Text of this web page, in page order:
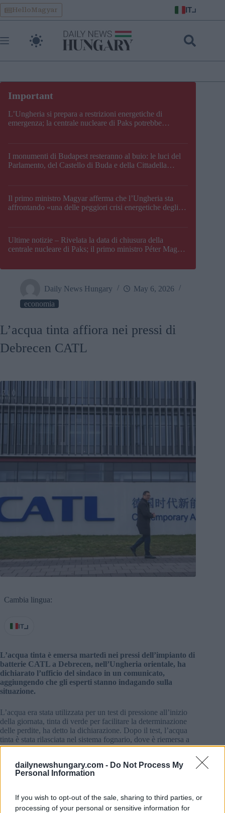
dailynewshungary.com - Do Not Process My
Personal Information
If you wish to opt-out of the sale, sharing to third parties, or
processing of your personal or sensitive information for
Skip
to
content
HelloMagyar IT
L’Ungheria si prepara a restrizioni energetiche di
emergenza; la centrale nucleare di Paks potrebbe
I monumenti di Budapest resteranno al buio: le luci del
Parlamento, del Castello di Buda e della Cittadella
Il primo ministro Magyar afferma che l’Ungheria sta
affrontando «una delle peggiori crisi energetiche degli
Ultime notizie – Rivelata la data di chiusura della
centrale nucleare di Paks; il primo ministro Péter Magyar
Daily News Hungary
May 6, 2026
economia
L’acqua tinta affiora nei pressi di
Debrecen CATL
Cambia lingua:
IT
L’acqua tinta è emersa martedì nei pressi dell’impianto di
batterie CATL a Debrecen, nell’Ungheria orientale, ha
dichiarato l’ufficio del sindaco in un comunicato,
aggiungendo che gli esperti stanno indagando sulla
situazione.
L’acqua era stata utilizzata per un test di pressione all’inizio
della giornata, tinta di verde per facilitare la determinazione
delle perdite, ha detto la dichiarazione. Dopo il test, l’acqua
tinta è stata rilasciata nel sistema fognario, dove è riemersa a
causa di un tubo bloccato.
Secondo le informazioni ricevute dalla direzione di CATL,
dall’azienda che ha condotto il test di pressione e
l’ufficio del sindaco.